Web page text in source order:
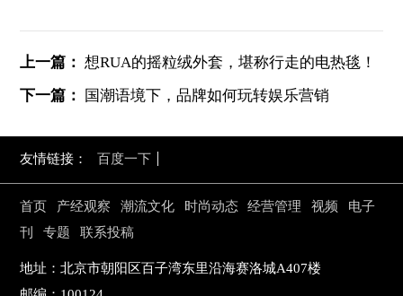
上一篇： 想RUA的摇粒绒外套，堪称行走的电热毯！
下一篇：
国潮语境下，品牌如何玩转娱乐营销
友情链接： 百度一下
首页 产经观察 潮流文化 时尚动态 经营管理 视频
电子
刊
专题 联系投稿
地址：北京市朝阳区百子湾东里沿海赛洛城A407楼